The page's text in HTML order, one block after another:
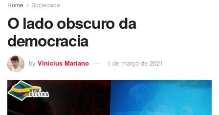
Home Sociedade
O lado obscuro da
democracia
by Vinicius Mariano 1 de março de 2021